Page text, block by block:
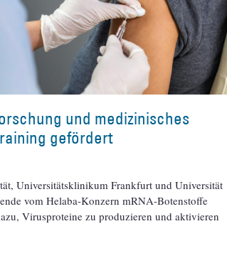
und medizinisches
gefördert
Universitätsklinikum Frankfurt und Universität
vom Helaba-Konzern mRNA-Botenstoffe
Virusproteine zu produzieren und aktivieren